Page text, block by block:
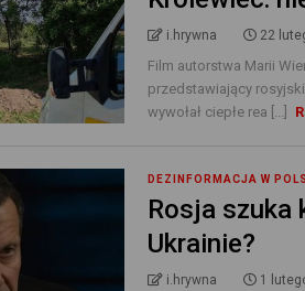
i.hrywna 22
Film autorstwa Marii
przedstawiający
wywołał ciepłe rea [...]
DEZINFORMACJA W
Rosja szuka
Ukrainie?
i.hrywna 1